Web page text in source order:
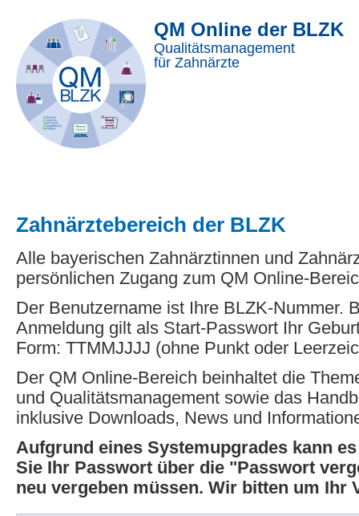
QM Online der BLZK
Qualitätsmanagement
für Zahnärzte
Zahnärztebereich der BLZK
Alle bayerischen Zahnärztinnen und
persönlichen Zugang zum QM Online-
Der Benutzername ist Ihre BLZK-Nummer.
Anmeldung gilt als Start-Passwort Ihr
Form: TTMMJJJJ (ohne Punkt oder
Der QM Online-Bereich beinhaltet die
und Qualitätsmanagement sowie das
inklusive Downloads, News und
Aufgrund eines Systemupgrades kann
Sie Ihr Passwort über die "Passwort
neu vergeben müssen. Wir bitten um Ihr